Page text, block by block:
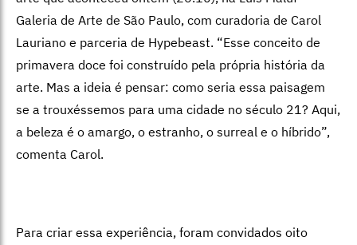
Galeria de Arte de São Paulo, com curadoria de Carol
Lauriano e parceria de Hypebeast. “Esse conceito de
primavera doce foi construído pela própria história da
arte. Mas a ideia é pensar: como seria essa paisagem
se a trouxéssemos para uma cidade no século 21? Aqui,
a beleza é o amargo, o estranho, o surreal e o híbrido”,
comenta Carol.
Para criar essa experiência, foram convidados oito